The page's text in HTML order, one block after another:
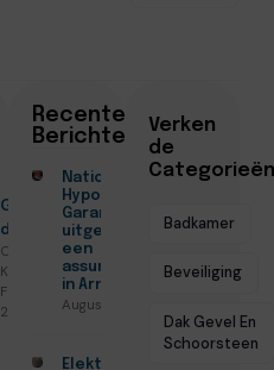
Geschreven
door
Christiaan
Koenders ●
Februari 15,
2026
Recente
Berichten
Nationale
Hypotheek
Garantie
uitgelegd door
een
assurantiekantoor
in Arnhem
Augustus 7, 2026
Elektricien
Verken
de
Categorieën
Badkamer
Beveiliging
Dak Gevel En
Schoorsteen